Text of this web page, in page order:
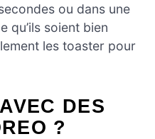
ou dans une
qu’ils soient bien
les toaster pour
DES
?